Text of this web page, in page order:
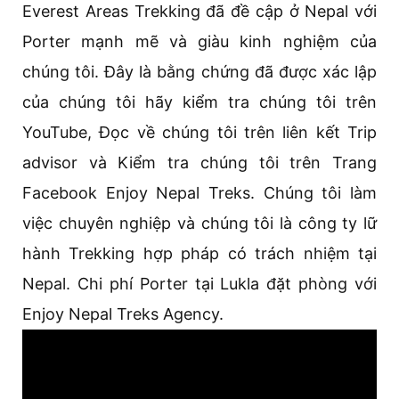
Everest Areas Trekking đã đề cập ở Nepal với
Porter mạnh mẽ và giàu kinh nghiệm của
chúng tôi. Đây là bằng chứng đã được xác lập
của chúng tôi hãy kiểm tra chúng tôi trên
YouTube, Đọc về chúng tôi trên liên kết Trip
advisor và Kiểm tra chúng tôi trên Trang
Facebook Enjoy Nepal Treks. Chúng tôi làm
việc chuyên nghiệp và chúng tôi là công ty lữ
hành Trekking hợp pháp có trách nhiệm tại
Nepal. Chi phí Porter tại Lukla đặt phòng với
Enjoy Nepal Treks Agency.